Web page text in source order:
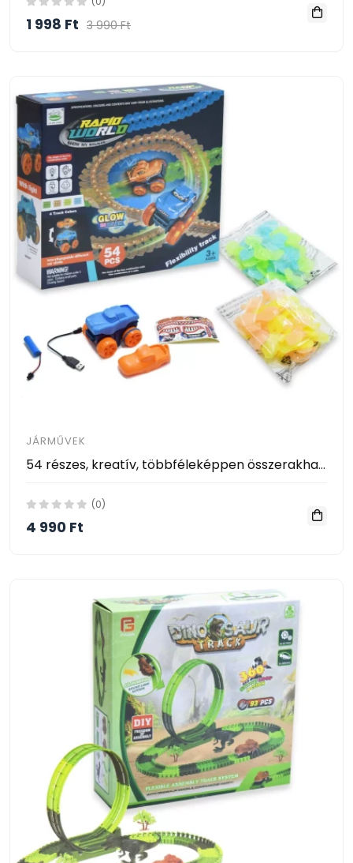
1 998 Ft 3 990 Ft
JÁRMŰVEK
54 részes, kreatív, többféleképpen összerakható autópálya gyerekeknek 2 db dínós kisautóval – világít a sötétbenR
(0)
4 990 Ft